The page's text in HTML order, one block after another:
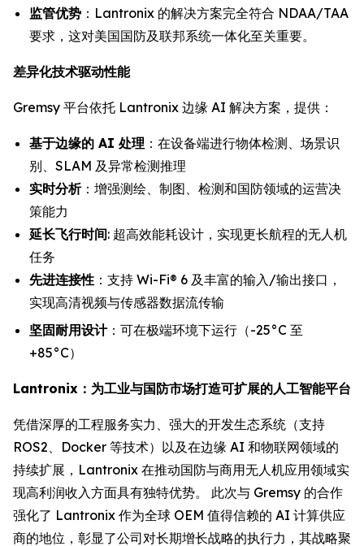
监管优势 ：Lantronix 的解决方案完全符合 NDAA/TAA
要求，这对美国国防及联邦系统一体化至关重要。
差异化技术驱动性能
Gremsy 平台依托 Lantronix 边缘 AI 解决方案，提供：
基于边缘的 AI 处理 ：在设备端进行物体检测、场景识
别、SLAM 及异常检测推理
实时分析：增强测绘、制图、检测和国防领域的运营决
策能力
延长飞行时间: 超高效能耗设计，实现更长航程的无人机
任务
先进连接性 ：支持 Wi-Fi® 6 及丰富的输入/输出接口，
实现高清视频与传感器数据流传输
坚固耐用设计：可在极端环境下运行（-25°C 至
+85°C）
Lantronix：为工业与国防市场打造可扩展的人工智能平台
凭借深厚的工程服务实力、强大的开发生态系统（支持
ROS2、Docker 等技术）以及在边缘 AI 和物联网领域的
持续扩展，Lantronix 在推动国防与商用无人机应用领域实
现高利润收入方面具有独特优势。 此次与 Gremsy 的合作
强化了 Lantronix 作为全球 OEM 值得信赖的 AI 计算供应
商的地位，彰显了公司对长期增长战略的执行力，其战略聚